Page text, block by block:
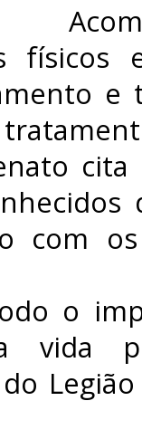
e
cita
com
o
vida